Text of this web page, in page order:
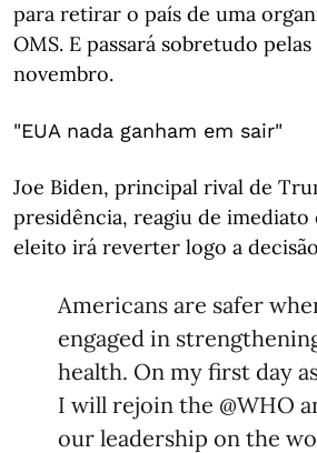
para retirar o país de uma
OMS. E passará sobretudo
novembro.
"EUA nada ganham em sair"
Joe Biden, principal rival de
presidência, reagiu de imediato
eleito irá reverter logo a
Americans are safer
engaged in
health. On my first day
I will rejoin the @WHO
our leadership on the